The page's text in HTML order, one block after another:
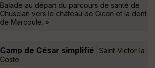
Balade au départ du parcours de santé de
Chusclan vers le château de Gicon et la dent
de Marcoule. »
Camp de César simplifié
Saint-Victor-la-
Coste